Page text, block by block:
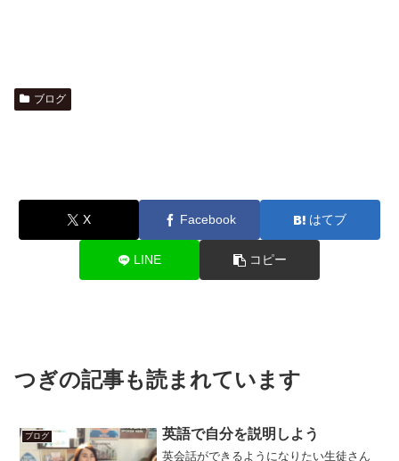
ブログ
X Facebook はてブ
LINE コピー
つぎの記事も読まれています
ブログ 英語で自分を説明しよう
英会話ができるようになりたい生徒さん